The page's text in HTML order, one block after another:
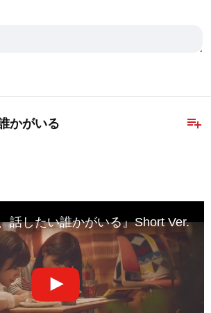
playlist_add
かがいる
話したい誰かがいる』Short Ver.